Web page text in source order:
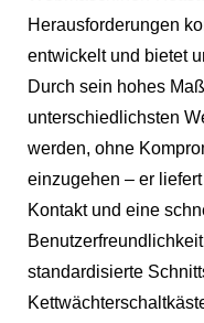
Herausforderungen
entwickelt und bietet
Durch sein hohes
unterschiedlichsten
werden, ohne
einzugehen – er
Kontakt und eine
standardisierte